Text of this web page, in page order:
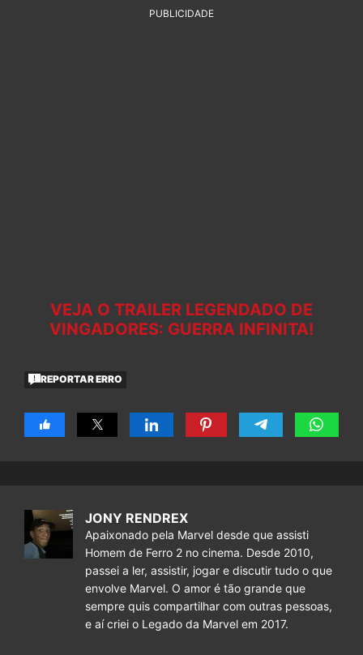
PUBLICIDADE
VEJA O TRAILER LEGENDADO DE
VINGADORES: GUERRA INFINITA!
REPORTAR ERRO
JONY RENDREX
Apaixonado pela Marvel desde que assisti
Homem de Ferro 2 no cinema. Desde 2010,
passei a ler, assistir, jogar e discutir tudo o que
envolve Marvel. O amor é tão grande que
sempre quis compartilhar com outras pessoas,
e aí criei o Legado da Marvel em 2017.